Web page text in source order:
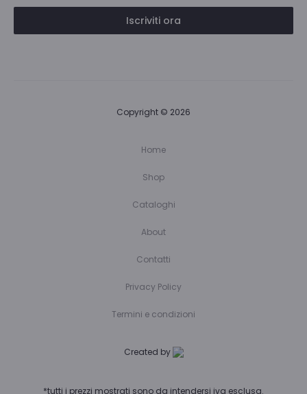
Iscriviti ora
Copyright © 2026
Home
Shop
Cataloghi
About
Contatti
Privacy Policy
Termini e condizioni
Created by
*tutti i prezzi mostrati sono da intendersi iva esclusa.